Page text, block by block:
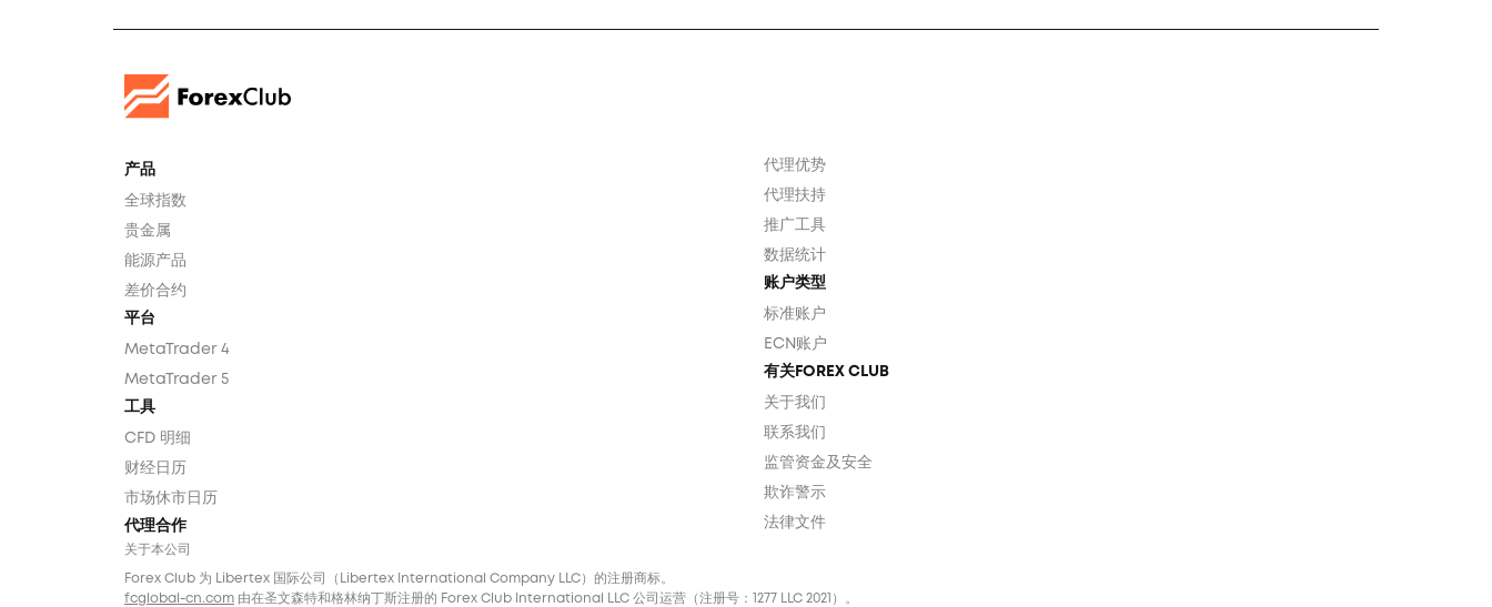
产品
全球指数
贵金属
能源产品
差价合约
平台
MetaTrader 4
MetaTrader 5
工具
CFD 明细
财经日历
市场休市日历
代理合作
代理优势
代理扶持
推广工具
数据统计
账户类型
标准账户
ECN账户
有关FOREX CLUB
关于我们
联系我们
监管资金及安全
欺诈警示
法律文件
关于本公司
Forex Club 为 Libertex 国际公司（Libertex International Company LLC）的注册商标。
fcglobal-cn.com 由在圣文森特和格林纳丁斯注册的 Forex Club International LLC 公司运营（注册号：1277 LLC 2021）。